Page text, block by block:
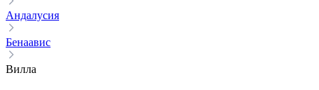
Андалусия
Бенаавис
Вилла